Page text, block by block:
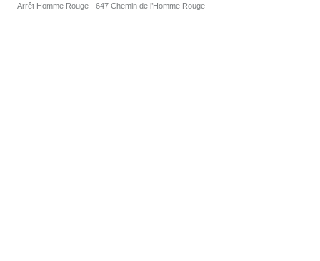
Arrêt Homme Rouge - 647 Chemin de l’Homme Rouge